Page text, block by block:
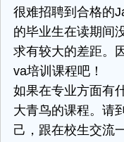
很难招聘到合格的
的毕业生在读期间
求有较大的差距。
va培训课程吧！
如果在专业方面有
大青鸟的课程。请
己，跟在校生交流